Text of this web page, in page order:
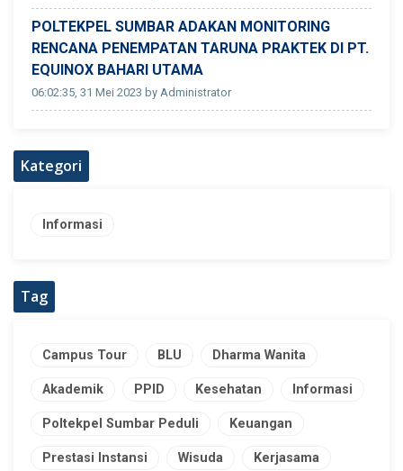
POLTEKPEL SUMBAR ADAKAN MONITORING
RENCANA PENEMPATAN TARUNA PRAKTEK DI PT.
EQUINOX BAHARI UTAMA
06:02:35, 31 Mei 2023 by Administrator
Kategori
Informasi
Tag
Campus Tour BLU Dharma Wanita
Akademik PPID Kesehatan Informasi
Poltekpel Sumbar Peduli Keuangan
Prestasi Instansi Wisuda Kerjasama